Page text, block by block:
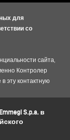
для
со
сайта,
Контролер
эту контактную
ДАННЫХ
S.p.a. в